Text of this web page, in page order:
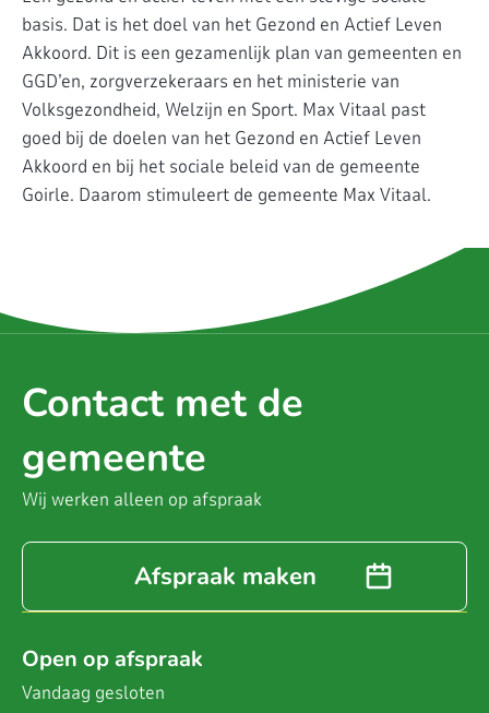
basis. Dat is het doel van het Gezond en Actief Leven
Akkoord. Dit is een gezamenlijk plan van gemeenten en
GGD’en, zorgverzekeraars en het ministerie van
Volksgezondheid, Welzijn en Sport. Max Vitaal past
goed bij de doelen van het Gezond en Actief Leven
Akkoord en bij het sociale beleid van de gemeente
Goirle. Daarom stimuleert de gemeente Max Vitaal.
Contact met de
gemeente
Wij werken alleen op afspraak
Afspraak maken
Open op afspraak
Vandaag gesloten